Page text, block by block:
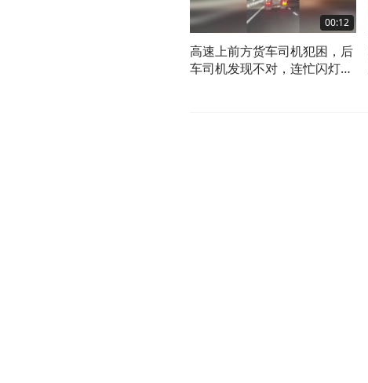
00:12
高速上前方货车司机犯困，后
车司机发现不对，连忙闪灯鸣